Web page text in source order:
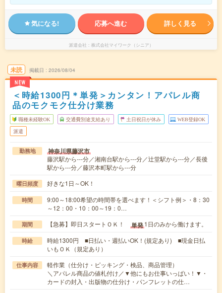
気になる! 応募へ進む 詳しく見る
派遣会社 株式会社マイワーク（シニア）
未読
NEW
掲載日 2026/08/04
＜時給1300円＊単発＞カンタン！アパレル商
品のモクモク仕分け業務
職種未経験OK 交通費別途支給あり 土日祝日が休み WEB登録OK
派遣
勤務地 神奈川県藤沢市
藤沢駅から---分／湘南台駅から---分／辻堂駅から---分／長後
駅から---分／藤沢本町駅から---分
曜日頻度 好きな1日～OK！
時間
9:00～18:00希望の時間帯を選べます！＜シフト例＞・8：30
～12：00・10：00～19：0…
期間 【急募】即日スタートＯＫ！ 単発1日のみから働けます。
時給
時給1300円 ■日払い・週払いOK！(規定あり) ■現金日払
いもＯＫ（規定あり）
仕事内容
軽作業（仕分け・ピッキング・検品、商品管理）
＼アパレル商品の値札付け／▼他にもお仕事いっぱい！▼・
カードの封入・出版物の仕分け・パンフレットの仕…